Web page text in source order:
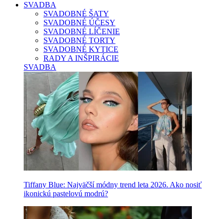
SVADBA
SVADOBNÉ ŠATY
SVADOBNÉ ÚČESY
SVADOBNÉ LÍČENIE
SVADOBNÉ TORTY
SVADOBNÉ KYTICE
RADY A INŠPIRÁCIE
SVADBA
Tiffany Blue: Najväčší módny trend leta 2026. Ako nosiť
ikonickú pastelovú modrú?